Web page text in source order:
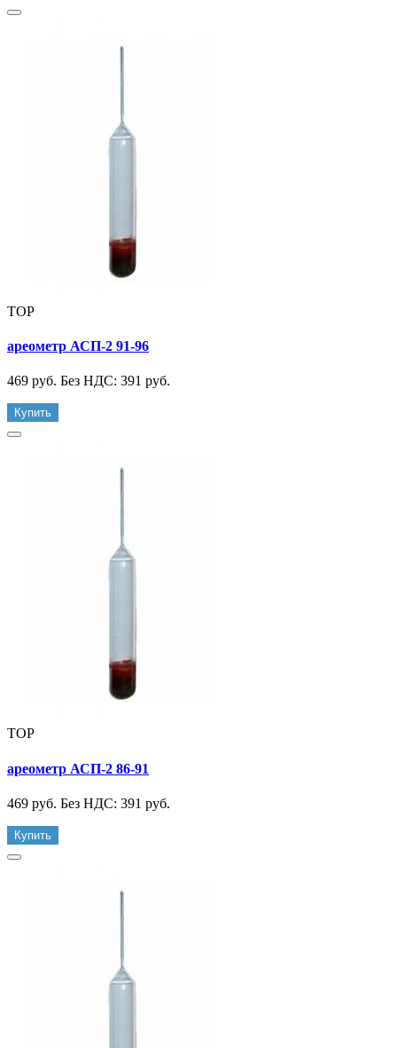
TOP
ареометр АСП-2 91-96
469 руб. Без НДС: 391 руб.
Купить
TOP
ареометр АСП-2 86-91
469 руб. Без НДС: 391 руб.
Купить